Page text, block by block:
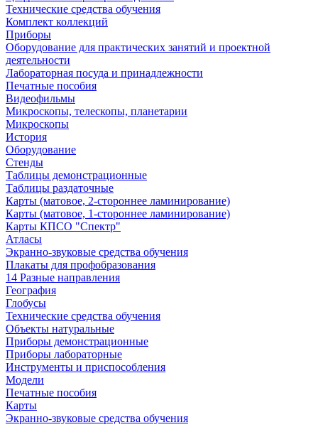
Технические средства обучения
Комплект коллекций
Приборы
Оборудование для практических занятий и проектной
деятельности
Лабораторная посуда и принадлежности
Печатные пособия
Видеофильмы
Микроскопы, телескопы, планетарии
Микроскопы
История
Оборудование
Стенды
Таблицы демонстрационные
Таблицы раздаточные
Карты (матовое, 2-стороннее ламинирование)
Карты (матовое, 1-стороннее ламинирование)
Карты КПСО "Спектр"
Атласы
Экранно-звуковые средства обучения
Плакаты для профобразования
14 Разные направления
География
Глобусы
Технические средства обучения
Объекты натуральные
Приборы демонстрационные
Приборы лабораторные
Инструменты и приспособления
Модели
Печатные пособия
Карты
Экранно-звуковые средства обучения